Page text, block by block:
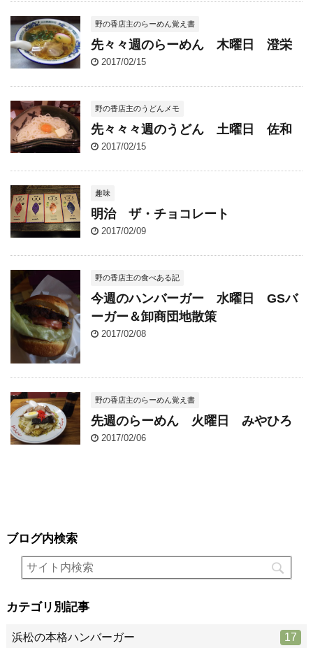
野の香店主のらーめん覚え書
先々々週のらーめん 木曜日 澄栄
2017/02/15
野の香店主のうどんメモ
先々々々週のうどん 土曜日 佐和
2017/02/15
趣味
明治 ザ・チョコレート
2017/02/09
野の香店主の食べある記
今週のハンバーガー 水曜日 GSバ
ーガー＆卸商団地散策
2017/02/08
野の香店主のらーめん覚え書
先週のらーめん 火曜日 みやひろ
2017/02/06
ブログ内検索
カテゴリ別記事
浜松の本格ハンバーガー 17